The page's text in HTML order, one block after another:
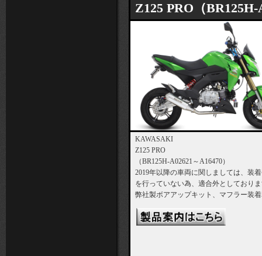
Z125 PRO（
KAWASAKI
Z125 PRO
（BR125H-A02621～A16470）
2019年以降の車両に関しましては、装
を行っていない為、適合外としており
弊社製ボアアップキット、マフラー装